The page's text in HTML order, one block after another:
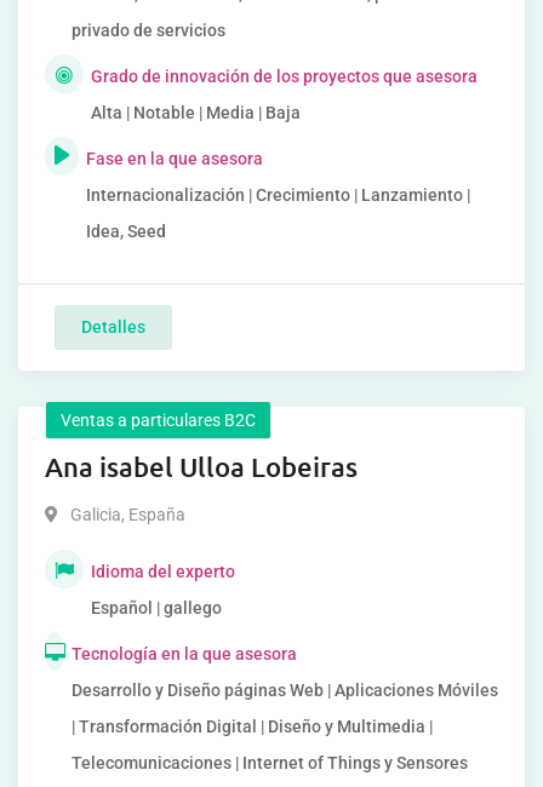
privado de servicios
Grado de innovación de los proyectos que asesora
Alta | Notable | Media | Baja
Fase en la que asesora
Internacionalización | Crecimiento | Lanzamiento |
Idea, Seed
Detalles
Ventas a particulares B2C
Ana isabel Ulloa Lobeiras
Galicia, España
Idioma del experto
Español | gallego
Tecnología en la que asesora
Desarrollo y Diseño páginas Web | Aplicaciones Móviles
| Transformación Digital | Diseño y Multimedia |
Telecomunicaciones | Internet of Things y Sensores